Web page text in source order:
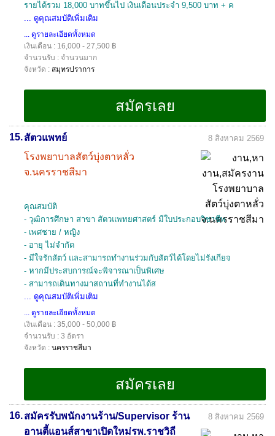
รายได้รวม 18,000 บาทขึ้นไป เงินเดือนประจำ 9,500 บาท + ค
... ดูคุณสมบัติเพิ่มเติม
... ดูรายละเอียดทั้งหมด
เงินเดือน : 16,000 - 27,500 ฿
จำนวนรับ : จำนวนมาก
จังหวัด : สมุทรปราการ
15.สัตวแพทย์
โรงพยาบาลสัตว์บุ่งตาหลั่ว
จ.นครราชสีมา
8 สิงหาคม 2569
คุณสมบัติ
- วุฒิการศึกษา สาขา สัตวแพทยศาสตร์ มีใบประกอบวิชาชีพ
- เพศชาย / หญิง
- อายุ ไม่จำกัด
- มีใจรักสัตว์ และสามารถทำงานร่วมกับสัตว์ได้โดยไม่รังเกียจ
- หากมีประสบการณ์จะพิจารณาเป็นพิเศษ
- สามารถเดินทางมาสถานที่ทำงานได้ส
... ดูคุณสมบัติเพิ่มเติม
... ดูรายละเอียดทั้งหมด
เงินเดือน : 35,000 - 50,000 ฿
จำนวนรับ : 3 อัตรา
จังหวัด : นครราชสีมา
16.สมัครรับพนักงานร้าน/Supervisor ร้าน
อานตี้แอนส์สาขาเปิดใหม่รพ.ราชวิถี
8 สิงหาคม 2569